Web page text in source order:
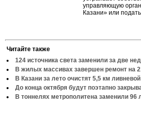
управляющую
Казани» или
Читайте также
124 источника света заменили за две
В жилых массивах завершен ремонт на
В Казани за лето очистят 5,5 км
До конца октября будут поэтапно
В тоннелях метрополитена заменили 96